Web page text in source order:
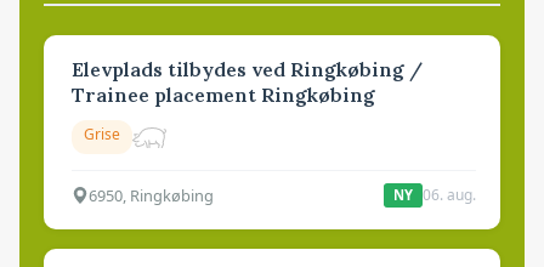
Elevplads tilbydes ved Ringkøbing /
Trainee placement Ringkøbing
Grise
6950, Ringkøbing NY 06. aug.